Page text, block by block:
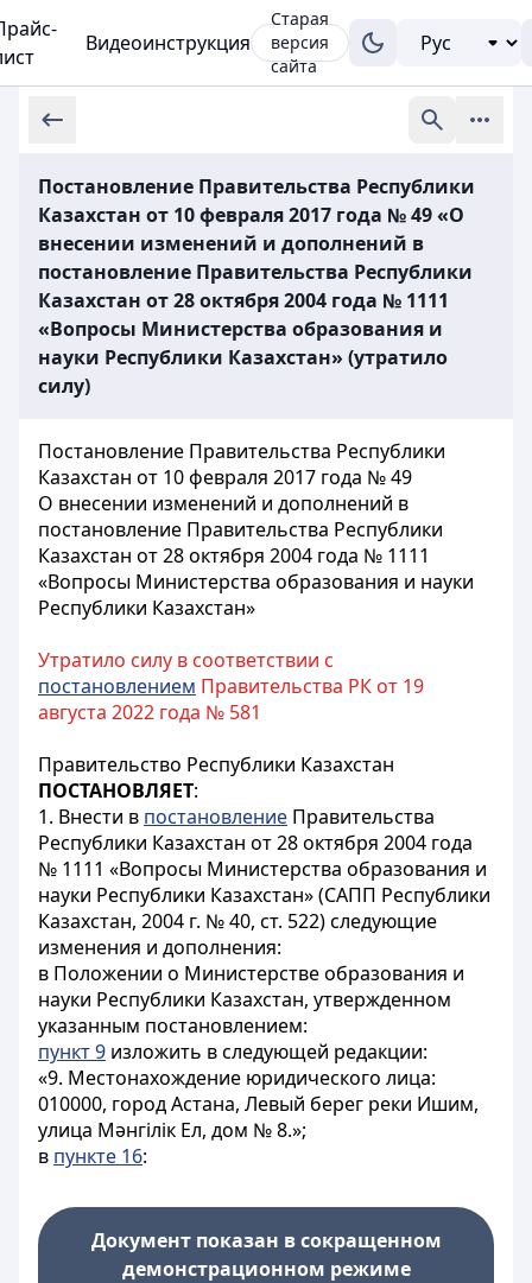
Видеоинструкция
Старая
версия
сайта
Постановление Правительства Республики
Казахстан от 10 февраля 2017 года № 49 «О
внесении изменений и дополнений в
постановление Правительства Республики
Казахстан от 28 октября 2004 года № 1111
«Вопросы Министерства образования и
науки Республики Казахстан» (утратило
силу)
Постановление Правительства Республики
Казахстан от 10 февраля 2017 года № 49
О внесении изменений и дополнений в
постановление Правительства Республики
Казахстан от 28 октября 2004 года № 1111
«Вопросы Министерства образования и науки
Республики Казахстан»
Утратило силу в соответствии с
постановлением Правительства РК от 19
августа 2022 года № 581
Правительство Республики Казахстан
ПОСТАНОВЛЯЕТ:
1. Внести в постановление Правительства
Республики Казахстан от 28 октября 2004 года
№ 1111 «Вопросы Министерства образования и
науки Республики Казахстан» (САПП Республики
Казахстан, 2004 г. № 40, ст. 522) следующие
изменения и дополнения:
в Положении о Министерстве образования и
науки Республики Казахстан, утвержденном
указанным постановлением:
пункт 9 изложить в следующей редакции:
«9. Местонахождение юридического лица:
010000, город Астана, Левый берег реки Ишим,
улица Мәнгілік Ел, дом № 8.»;
в пункте 16:
Документ показан в сокращенном
демонстрационном режиме